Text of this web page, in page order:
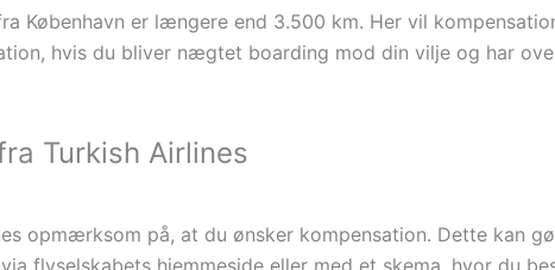
København er længere end 3.500 km. Her vil
hvis du bliver nægtet boarding mod din vilje og har
Turkish Airlines
opmærksom på, at du ønsker kompensation. Dette kan
flyselskabets hjemmeside eller med et skema, hvor du